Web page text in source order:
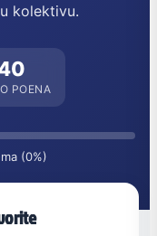
kolektivu.
POENA
(0%)